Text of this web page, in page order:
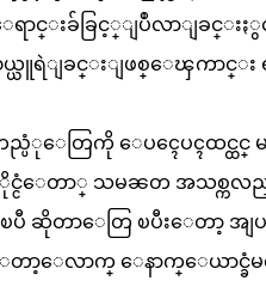
ာ ေရာင္းခ်ခြင့္ျပဳလာျခင္
ျခင္းျဖစ္ေၾကာင္း ရန္
ပံုေတြကို ေပၚေပၚထင္ထင္ မ၀ယ္
ငံေတာ္ သမၼတ အသစ္ကလည္
ၿပီ ဆိုတာေတြ ၿပီးေတာ့
ေတာ့ေလာက္ ေနာက္ေယာ